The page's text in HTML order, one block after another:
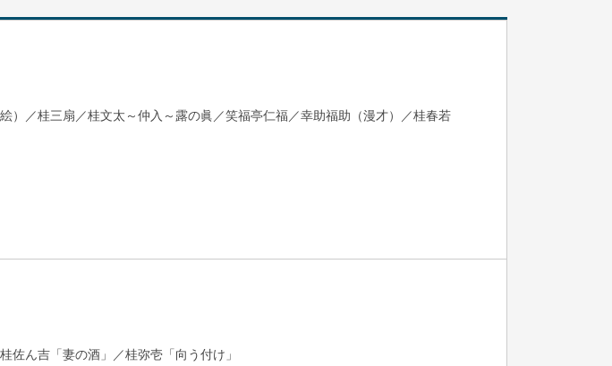
）／桂三扇／桂文太～仲入～露の眞／笑福亭仁福／幸助福助（漫才）／桂春若
佐ん吉「妻の酒」／桂弥壱「向う付け」